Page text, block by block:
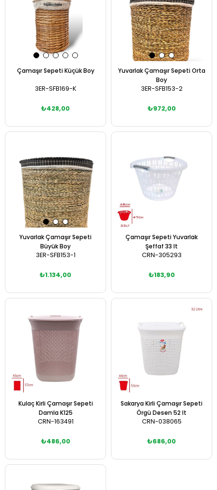
Çamaşır Sepeti Küçük Boy
3ER-SFB169-K
₺428,00
Yuvarlak Çamaşır Sepeti Orta
Boy
3ER-SFB153-2
₺972,00
Yuvarlak Çamaşır Sepeti
Büyük Boy
3ER-SFB153-1
₺1.134,00
Çamaşır Sepeti Yuvarlak
Şeffaf 33 lt
CRN-305293
₺183,90
Kulaç Kirli Çamaşır Sepeti
Damla K125
CRN-163491
₺486,00
Sakarya Kirli Çamaşır Sepeti
Örgü Desen 52 lt
CRN-038065
₺686,00